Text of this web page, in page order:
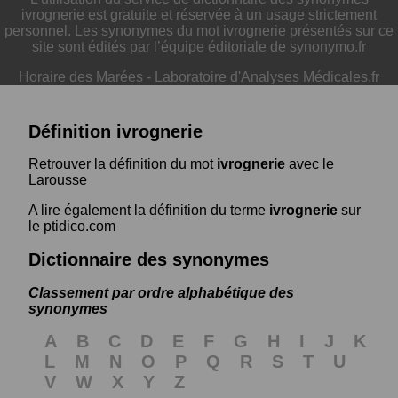
ivrognerie est gratuite et réservée à un usage strictement
personnel. Les synonymes du mot ivrognerie présentés sur ce
site sont édités par l’équipe éditoriale de synonymo.fr
Horaire des Marées - Laboratoire d'Analyses Médicales.fr
Définition ivrognerie
Retrouver la définition du mot ivrognerie avec le
Larousse
A lire également la définition du terme ivrognerie sur
le ptidico.com
Dictionnaire des synonymes
Classement par ordre alphabétique des
synonymes
A B C D E F G H I J
K
L
M N O P Q R S T
U
V
W X Y Z